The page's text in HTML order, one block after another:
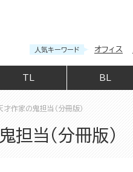
人気キーワード オフィス
BL
才作家の鬼担当（分冊版）
担当（分冊版）